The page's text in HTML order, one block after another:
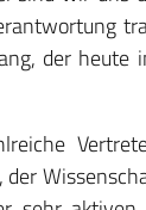
der